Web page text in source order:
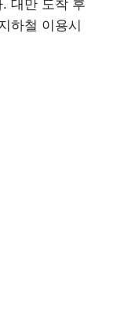
대만 도착 후
하철 이용시